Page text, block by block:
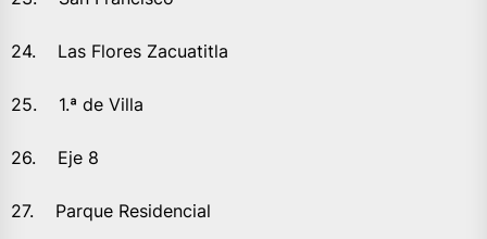
24. Las Flores Zacuatitla
25. 1.ª de Villa
26. Eje 8
27. Parque Residencial